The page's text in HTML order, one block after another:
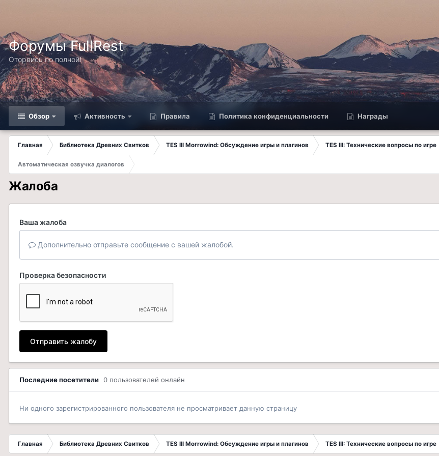
Форумы FullRest
Оторвись по полной!
Обзор Активность Правила Политика конфиденциальности Награды
Главная Библиотека Древних Свитков TES III Morrowind: Обсуждение игры и плагинов TES III: Технические вопросы по игре
Автоматическая озвучка диалогов
Жалоба
Ваша жалоба
Дополнительно отправьте сообщение с вашей жалобой.
Проверка безопасности
Отправить жалобу
Последние посетители 0 пользователей онлайн
Ни одного зарегистрированного пользователя не просматривает данную страницу
Главная Библиотека Древних Свитков TES III Morrowind: Обсуждение игры и плагинов TES III: Технические вопросы по игре